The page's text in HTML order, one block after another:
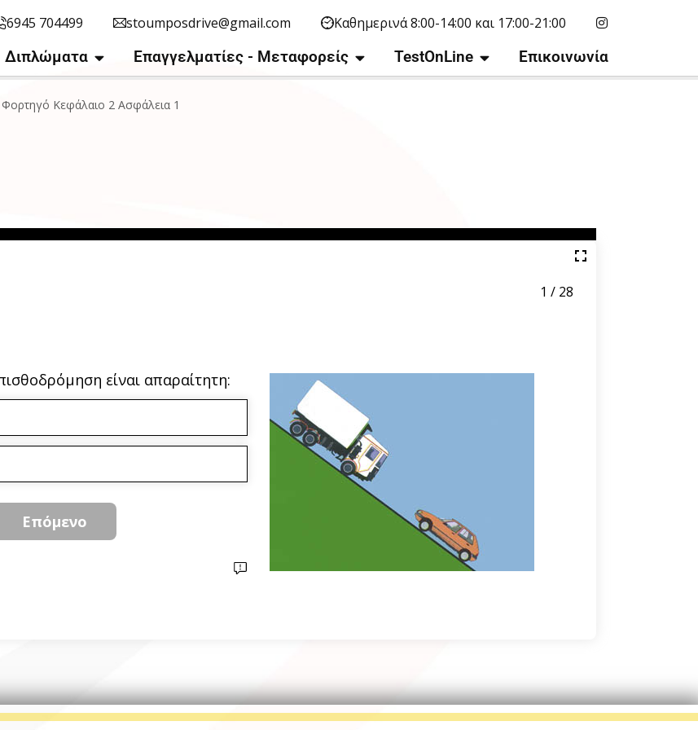
6945 704499 stoumposdrive@gmail.com Καθημερινά 8:00-14:00 και 17:00-21:00
Διπλώματα Επαγγελματίες - Μεταφορείς TestOnLine Επικοινωνία
Φορτηγό Κεφάλαιο 2 Ασφάλεια 1
1 / 28
είναι απαραίτητη: